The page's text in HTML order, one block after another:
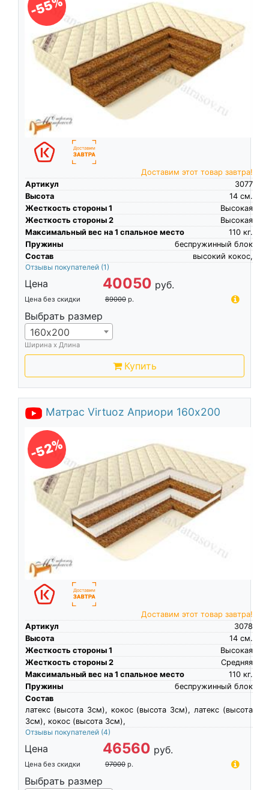
-55%
Доставим этот товар завтра!
Артикул
3077
Высота
см.
14
Жесткость стороны 1
Высокая
Жесткость стороны 2
Высокая
Максимальный вес на 1 спальное место
кг.
110
Пружины
беспружинный блок
Состав
высокий кокос,
Отзывы покупателей (1)
Цена 40050 руб.
Цена без скидки 89000 р.
Выбрать размер
160х200
Ширина х Длина
Купить
Матрас Virtuoz Априори 160х200
-52%
Доставим этот товар завтра!
Артикул
3078
Высота
см.
14
Жесткость стороны 1
Высокая
Жесткость стороны 2
Средняя
Максимальный вес на 1 спальное место
кг.
110
Пружины
беспружинный блок
Состав
латекс (высота 3см), кокос (высота 3см), латекс (высота
3см), кокос (высота 3см),
Отзывы покупателей (4)
Цена 46560 руб.
Цена без скидки 97000 р.
Выбрать размер